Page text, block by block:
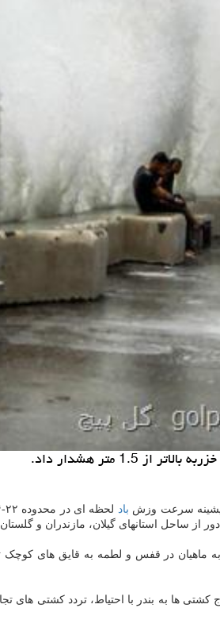
متر هشدار داد.
سرعت وزش باد
ماهیان در قفس و لطمه به قایق های
ها به بندر با احتیاط، تردد کشتی های